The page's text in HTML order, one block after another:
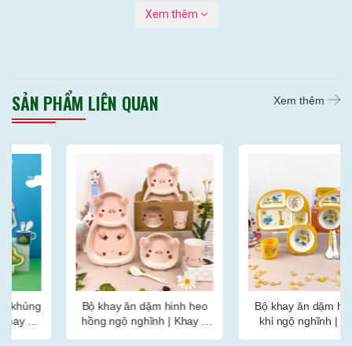
Xem thêm
SẢN PHẨM LIÊN QUAN Xem thêm
Bộ khay ăn dặm hình heo
hồng ngộ nghĩnh | Khay 2
ngăn, bát, thìa, cốc
Bộ khay ăn dặm hình con
khỉ ngộ nghĩnh | Khay 4
ngăn, bát, thìa, dĩa, cốc